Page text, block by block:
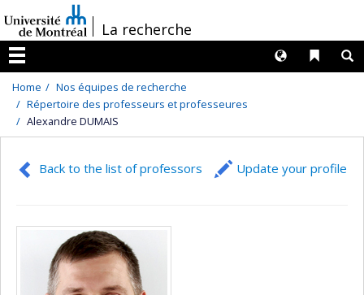
au
contenu
/La recherche
Menu
Liens
Langues
Home
Nos équipes de recherche
Répertoire des professeurs et professeures
Alexandre DUMAIS
Back to the list of professors Update your profile